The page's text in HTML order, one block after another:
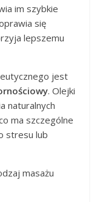
im szybkie
się
lepszemu
jest
. Olejki
naturalnych
ma szczególne
stresu lub
masażu